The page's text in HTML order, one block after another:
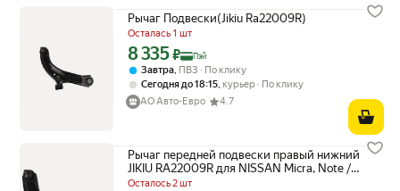
Рычаг Подвески(Jikiu Ra22009R)
Осталась 1 шт
Цена с картой Яндекс Пэй 8335 ₽ вместо
8 335₽ Пэй
Завтра, ПВЗ
По клику
Сегодня до 18:15, курьер
По клику
АО Авто-Евро
4.7
Рычаг передней подвески правый нижний
JIKIU RA22009R для NISSAN Micra, Note /
Ниссан
Осталось 2 шт